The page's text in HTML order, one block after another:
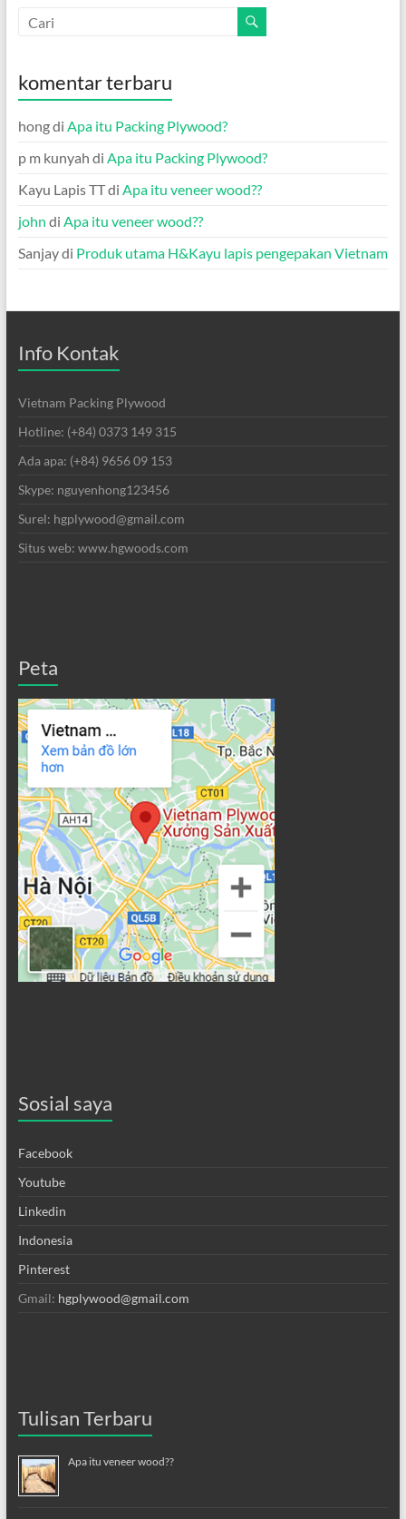
komentar terbaru
hongdi Apa itu Packing Plywood?
p m kunyah di Apa itu Packing Plywood?
Kayu Lapis TTdi Apa itu veneer wood??
john di Apa itu veneer wood??
Sanjaydi Produk utama H&Kayu lapis pengepakan Vietnam
Info Kontak
Vietnam Packing Plywood
Hotline: (+84) 0373 149 315
Ada apa: (+84) 9656 09 153
Skype: nguyenhong123456
Surel: hgplywood@gmail.com
Situs web: www.hgwoods.com
Peta
Sosial saya
Facebook
Youtube
Linkedin
Indonesia
Pinterest
Gmail: hgplywood@gmail.com
Tulisan Terbaru
Apa itu veneer wood??